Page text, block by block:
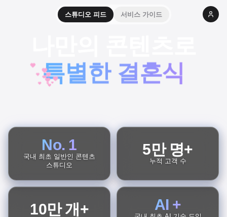
스튜디오 피드 서비스 가이드
특별한 결혼식
No. 1
국내 최초 일반인 콘텐츠
스튜디오
5만 명+
누적 고객 수
10만 개+ AI +